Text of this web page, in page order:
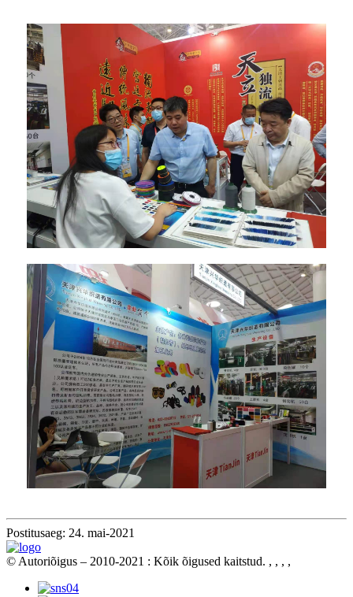
Postitusaeg: 24. mai-2021
© Autoriõigus – 2010-2021 : Kõik õigused kaitstud. , , , ,